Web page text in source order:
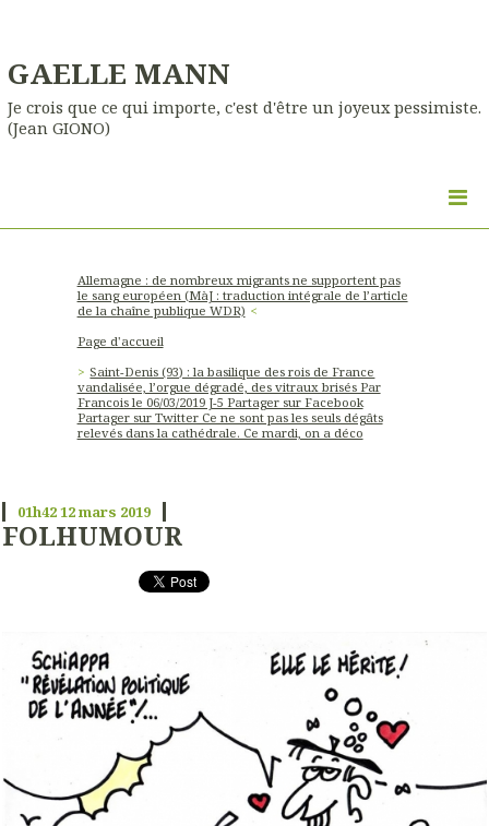
GAELLE MANN
Je crois que ce qui importe, c'est d'être un joyeux pessimiste.
(Jean GIONO)
Allemagne : de nombreux migrants ne supportent pas
le sang européen (MàJ : traduction intégrale de l’article
de la chaîne publique WDR)
Page d'accueil
Saint-Denis (93) : la basilique des rois de France
vandalisée, l’orgue dégradé, des vitraux brisés Par
Francois le 06/03/2019 J-5 Partager sur Facebook
Partager sur Twitter Ce ne sont pas les seuls dégâts
relevés dans la cathédrale. Ce mardi, on a déco
01h4212mars 2019
FOLHUMOUR